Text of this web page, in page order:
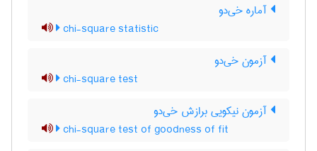
آماره خی‌دو
chi-square statistic
آزمون خی‌دو
chi-square test
آزمون نیکویی برازش خی‌دو
chi-square test of goodness of fit